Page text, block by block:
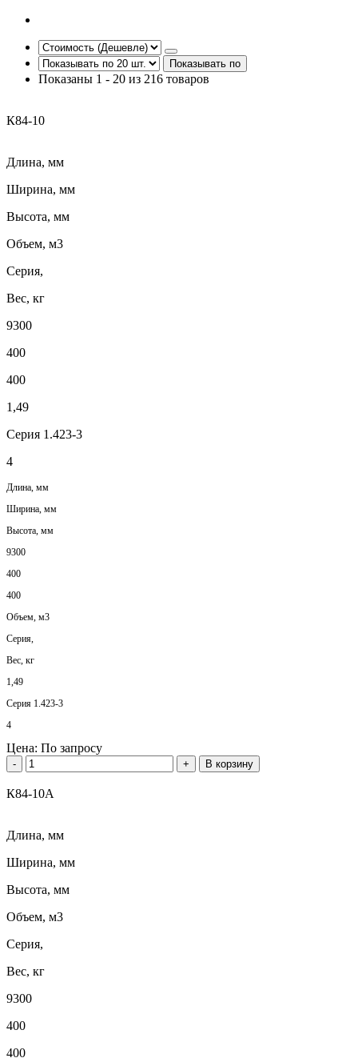
Показывать по
Показаны 1 - 20 из 216 товаров
К84-10
Длина, мм
Ширина, мм
Высота, мм
Объем, м3
Серия,
Вес, кг
9300
400
400
1,49
Серия 1.423-3
4
Длина, мм
Ширина, мм
Высота, мм
9300
400
400
Объем, м3
Серия,
Вес, кг
1,49
Серия 1.423-3
4
Цена: По запросу
- + В корзину
К84-10А
Длина, мм
Ширина, мм
Высота, мм
Объем, м3
Серия,
Вес, кг
9300
400
400